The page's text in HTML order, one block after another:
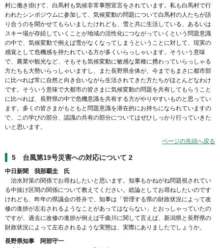
村に働き掛けて、白馬村も気候非常事態宣言をされています。私も白馬村で行
われたシンポジウムに参加して、気候変動の問題について白馬村の人たちが語
り合うのを聞かせてもらいましたけれども、雪と共に生活している、あるいは
スキー場が存続していくことが地域の活性化につながっていくという問題意識
の中で、気候変動で例えば雪がなくなってしまうということに対して、現実の
感覚として危機感を持たれている方が多くいらっしゃいます。そういう意味
で、農業や観光など、そもそも気候変動に敏感な業種に携わっていらっしゃる
方たちも大勢いらっしゃいますし、また長野県全体が、今までもまさに都市部
に比べれば常に自然と向き合いながら生活されてきた方たちがほとんどなわけ
です。そういう意味で大都市の皆さまに気候変動の問題を共有してもらうこと
に比べれば、長野県の中で危機意識を共有する方がやりやすいものと思ってい
ます。多くの皆さまがもともと問題意識を潜在的にお持ちになられていますの
で、この学びの部分、認識の共有の部分についてはぜひしっかり行っていきた
いと思います。
ページの先頭へ戻る
5 台風第19号災害への対応について 2
中日新聞 我那覇圭 氏
治水対策の関係でお尋ねしたいと思います。知事もかねがね問題視されてい
る中抜け区間の関係について教えてください。総論としてお尋ねしたいのです
けれども、昨年の県議会の答弁で、知事は「管理する県の財政状況によって改
修の進捗が左右されるようなことがあってはならない」とおっしゃっていたの
ですが、過去に改修の進捗が例えば千曲川に関して言えば、新潟県と長野県の
財政状況によって左右されるような実態は、実際にありましたでしょうか。
長野県知事 阿部守一